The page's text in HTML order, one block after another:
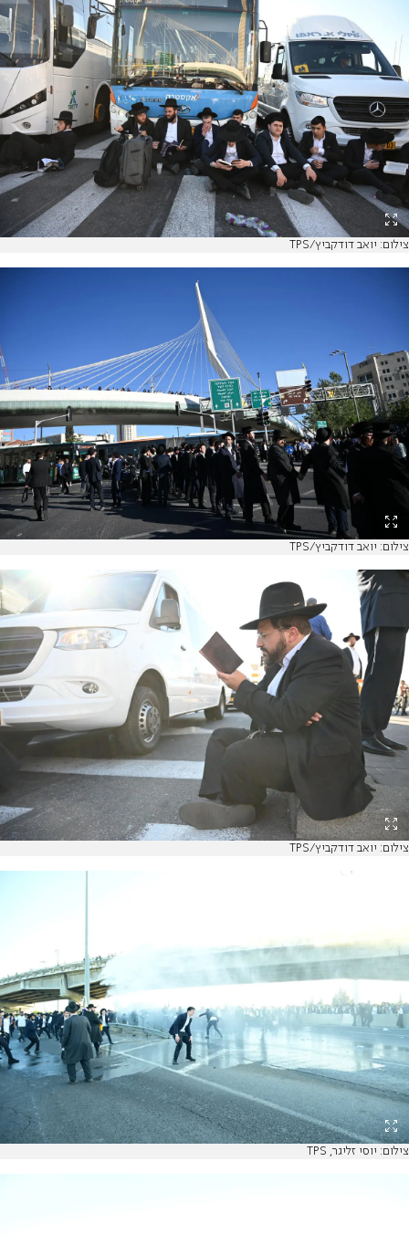
צילום: יואב דודקביץ/TPS
צילום: יואב דודקביץ/TPS
צילום: יואב דודקביץ/TPS
צילום: יוסי זליגר, TPS